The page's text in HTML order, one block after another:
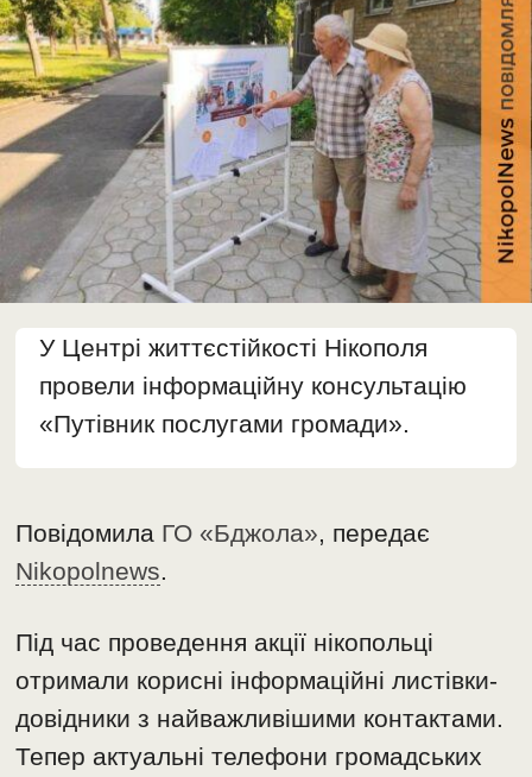
У Центрі життєстійкості Нікополя
провели інформаційну консультацію
«Путівник послугами громади».
Повідомила ГО «Бджола», передає
Nikopolnews.
Під час проведення акції нікопольці
отримали корисні інформаційні листівки-
довідники з найважливішими контактами.
Тепер актуальні телефони громадських